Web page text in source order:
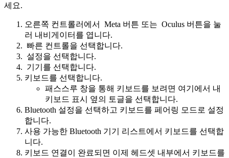
세요.
오른쪽 컨트롤러에서 Meta 버튼 또는 Oculus 버튼을 눌
러 내비게이터를 엽니다.
빠른 컨트롤을 선택합니다.
설정을 선택합니다.
기기 를 선택합니다.
키보드를 선택합니다.
패스스루 창을 통해 키보드를 보려면 여기에서 내
키보드 표시
옆의 토글을 선택합니다.
Bluetooth 설정을 선택하고 키보드를 페어링 모드로 설정
합니다.
사용 가능한 Bluetooth 기기 리스트에서 키보드를 선택합
니다.
키보드 연결이 완료되면 이제 헤드셋 내부에서 키보드를